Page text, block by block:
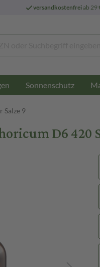
versandkostenfreiab 29
Sonnenschutz
Salze 9
D6 420